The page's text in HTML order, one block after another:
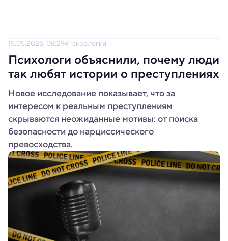
15.05.2026, 08:29 Психология
Психологи объяснили, почему люди
так любят истории о преступлениях
Новое исследование показывает, что за
интересом к реальным преступлениям
скрываются неожиданные мотивы: от поиска
безопасности до нарциссического
превосходства.